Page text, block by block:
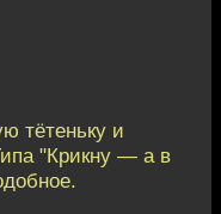
тётеньку и
"Крикну — а в